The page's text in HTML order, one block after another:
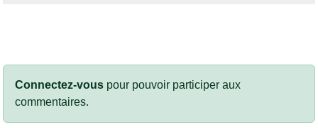
Connectez-vous pour pouvoir participer aux
commentaires.